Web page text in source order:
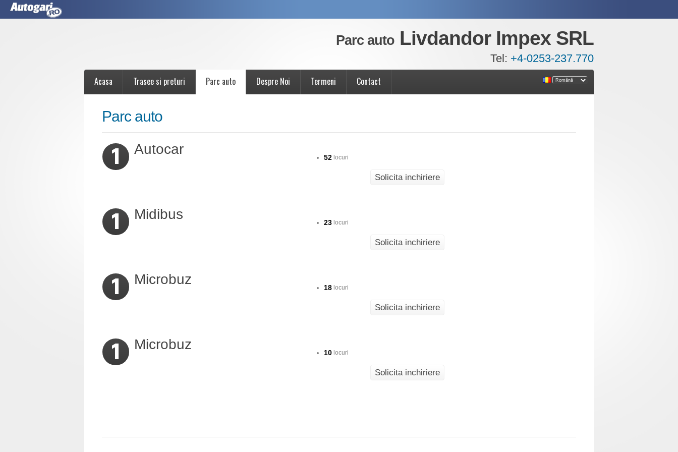
Parc auto Livdandor Impex SRL
Tel: +4-0253-237.770
Acasa Trasee si preturi Parc auto Despre Noi Termeni Contact
Parc auto
1 Autocar
52 locuri
Solicita inchiriere
1 Midibus
23 locuri
Solicita inchiriere
1 Microbuz
18 locuri
Solicita inchiriere
1 Microbuz
10 locuri
Solicita inchiriere